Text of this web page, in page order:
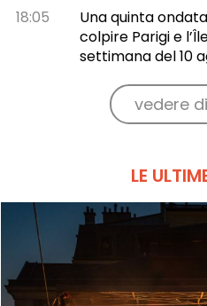
18:05
Una quinta
colpire Parigi e
settimana del 10
vedere
LE